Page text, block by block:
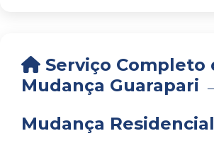
Serviço Completo
Mudança Guarapari
Mudança Residencial